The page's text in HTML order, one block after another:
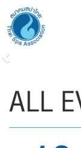
Previous
ALL